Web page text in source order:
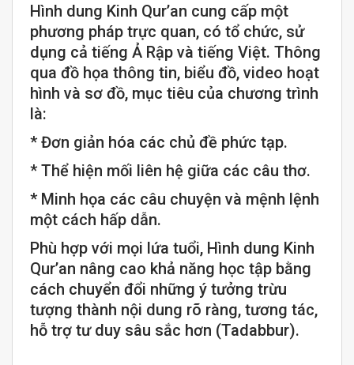
Hình dung Kinh Qur’an cung cấp một
phương pháp trực quan, có tổ chức, sử
dụng cả tiếng Ả Rập và tiếng Việt. Thông
qua đồ họa thông tin, biểu đồ, video hoạt
hình và sơ đồ, mục tiêu của chương trình
là:
* Đơn giản hóa các chủ đề phức tạp.
* Thể hiện mối liên hệ giữa các câu thơ.
* Minh họa các câu chuyện và mệnh lệnh
một cách hấp dẫn.
Phù hợp với mọi lứa tuổi, Hình dung Kinh
Qur’an nâng cao khả năng học tập bằng
cách chuyển đổi những ý tưởng trừu
tượng thành nội dung rõ ràng, tương tác,
hỗ trợ tư duy sâu sắc hơn (Tadabbur).